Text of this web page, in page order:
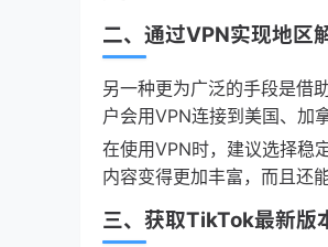
二、通过VPN实现地区
另一种更为广泛的手段是借
户会用VPN连接到美国、加
在使用VPN时，建议选择稳
内容变得更加丰富，而且还
三、获取TikTok最新版